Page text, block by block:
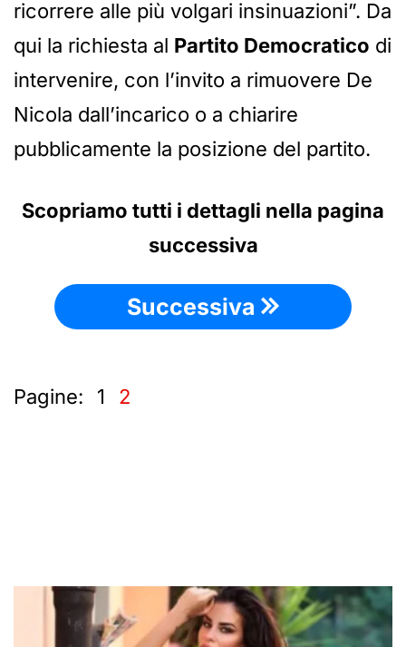
ricorrere alle più volgari insinuazioni”. Da
qui la richiesta al Partito Democratico di
intervenire, con l’invito a rimuovere De
Nicola dall’incarico o a chiarire
pubblicamente la posizione del partito.
Scopriamo tutti i dettagli nella pagina
successiva
Successiva
Pagine: 1 2